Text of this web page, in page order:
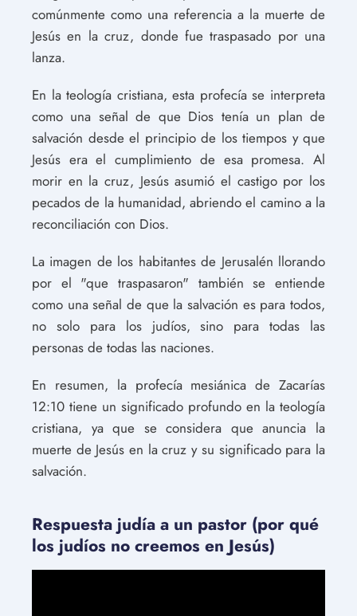
comúnmente como una referencia a la muerte de
Jesús en la cruz, donde fue traspasado por una
lanza.
En la teología cristiana, esta profecía se interpreta
como una señal de que Dios tenía un plan de
salvación desde el principio de los tiempos y que
Jesús era el cumplimiento de esa promesa. Al
morir en la cruz, Jesús asumió el castigo por los
pecados de la humanidad, abriendo el camino a la
reconciliación con Dios.
La imagen de los habitantes de Jerusalén llorando
por el "que traspasaron" también se entiende
como una señal de que la salvación es para todos,
no solo para los judíos, sino para todas las
personas de todas las naciones.
En resumen, la profecía mesiánica de Zacarías
12:10 tiene un significado profundo en la teología
cristiana, ya que se considera que anuncia la
muerte de Jesús en la cruz y su significado para la
salvación.
Respuesta judía a un pastor (por qué
los judíos no creemos en Jesús)